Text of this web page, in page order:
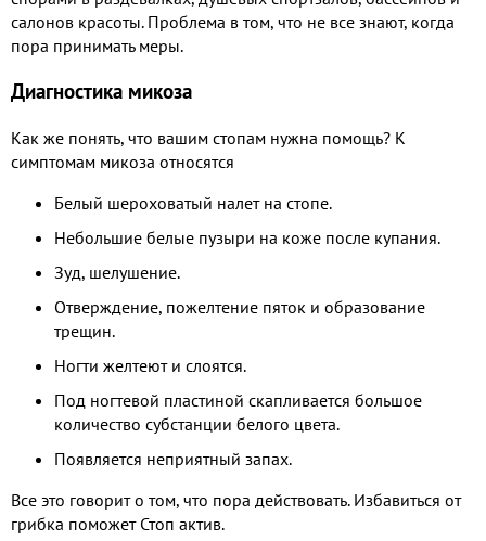
салонов красоты. Проблема в том, что не все знают, когда
пора принимать меры.
Диагностика микоза
Как же понять, что вашим стопам нужна помощь? К
симптомам микоза относятся
Белый шероховатый налет на стопе.
Небольшие белые пузыри на коже после купания.
Зуд, шелушение.
Отверждение, пожелтение пяток и образование
трещин.
Ногти желтеют и слоятся.
Под ногтевой пластиной скапливается большое
количество субстанции белого цвета.
Появляется неприятный запах.
Все это говорит о том, что пора действовать. Избавиться от
грибка поможет Стоп актив.